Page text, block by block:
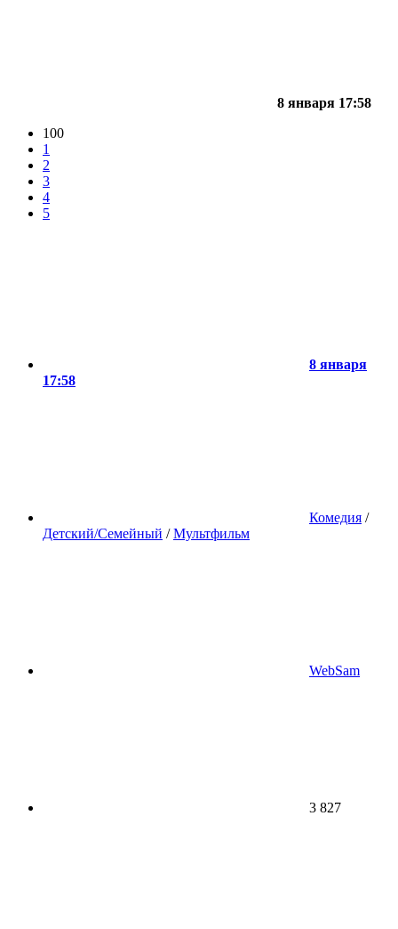
8 января 17:58
100
1
2
3
4
5
8 января
17:58
Комедия /
Детский/Семейный /Мультфильм
WebSam
3 827